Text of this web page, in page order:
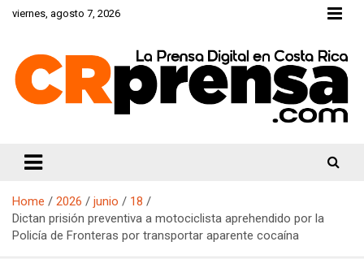
Skipviernes, agosto 7, 2026
Home 2026 junio
18
Dictan prisión preventiva a motociclista aprehendido por la
Policía de Fronteras por transportar aparente cocaína